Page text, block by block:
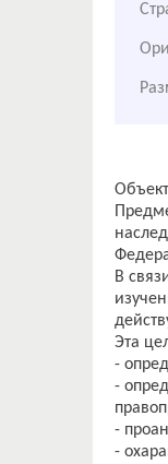
В
Эта
-
-
-
-